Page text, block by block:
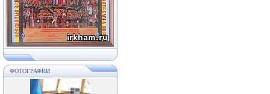
ФОТОГРАФИИ